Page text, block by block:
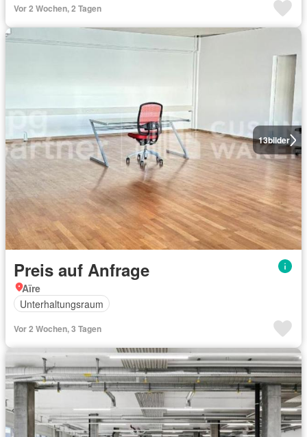
Vor 2 Wochen, 2 Tagen
13bilder
Preis auf Anfrage
Aïre
Unterhaltungsraum
Vor 2 Wochen, 3 Tagen